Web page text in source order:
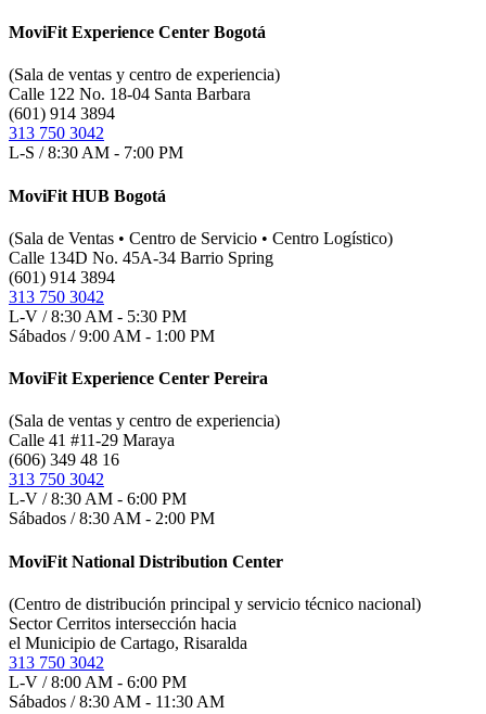
MoviFit Experience Center Bogotá
(Sala de ventas y centro de experiencia)
Calle 122 No. 18-04 Santa Barbara
(601) 914 3894
313 750 3042
L-S / 8:30 AM - 7:00 PM
MoviFit HUB Bogotá
(Sala de Ventas • Centro de Servicio • Centro Logístico)
Calle 134D No. 45A-34 Barrio Spring
(601) 914 3894
313 750 3042
L-V / 8:30 AM - 5:30 PM
Sábados / 9:00 AM - 1:00 PM
MoviFit Experience Center Pereira
(Sala de ventas y centro de experiencia)
Calle 41 #11-29 Maraya
(606) 349 48 16
313 750 3042
L-V / 8:30 AM - 6:00 PM
Sábados / 8:30 AM - 2:00 PM
MoviFit National Distribution Center
(Centro de distribución principal y servicio técnico nacional)
Sector Cerritos intersección hacia
el Municipio de Cartago, Risaralda
313 750 3042
L-V / 8:00 AM - 6:00 PM
Sábados / 8:30 AM - 11:30 AM